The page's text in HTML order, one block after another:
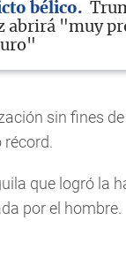
bélico
abrirá "muy
sin fines
récord.
que logró la
por el hombre.